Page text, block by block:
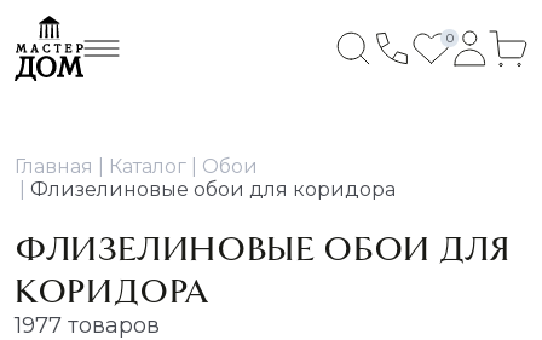
0
Главная Каталог
Обои
Флизелиновые обои для коридора
ФЛИЗЕЛИНОВЫЕ ОБОИ ДЛЯ
КОРИДОРА
1977 товаров